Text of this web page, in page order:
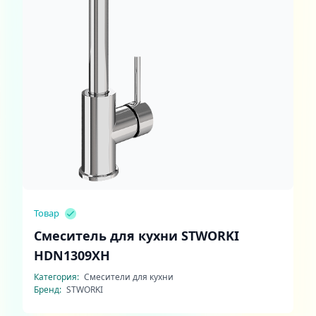
Товар
Смеситель для кухни STWORKI
HDN1309XH
Категория: Смесители для кухни
Бренд: STWORKI